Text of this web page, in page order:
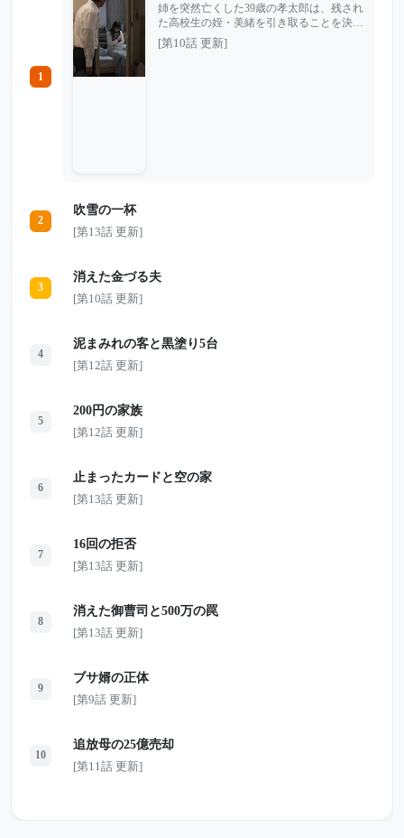
1
姉を突然亡くした39歳の孝太郎は、残され
た高校生の姪・美緒を引き取ることを決め
た。 母を失ったばかりなのに、泣き言ひ
とつ言わず、家事も勉強もこなす美緒。孝
[第10話 更新]
2
吹雪の一杯
[第13話 更新]
3
消えた金づる夫
[第10話 更新]
4
泥まみれの客と黒塗り5台
[第12話 更新]
5
200円の家族
[第12話 更新]
6
止まったカードと空の家
[第13話 更新]
7
16回の拒否
[第13話 更新]
8
消えた御曹司と500万の罠
[第13話 更新]
9
ブサ婿の正体
[第9話 更新]
10
追放母の25億売却
[第11話 更新]